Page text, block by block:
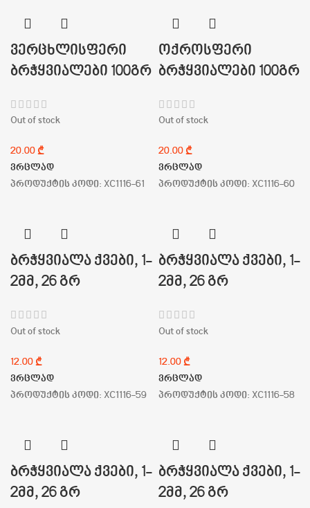
ვერცხლისფერი
ბრჭყვიალები 100გრ
Out of stock
₾
ვრცლად
პროდუქტის კოდი: XC1116-61
ოქროსფერი
ბრჭყვიალები 100გრ
Out of stock
₾
ვრცლად
პროდუქტის კოდი: XC1116-60
ბრჭყვიალა ქვები, 1-
2მმ, 26 გრ
Out of stock
₾
ვრცლად
პროდუქტის კოდი: XC1116-59
ბრჭყვიალა ქვები, 1-
2მმ, 26 გრ
Out of stock
₾
ვრცლად
პროდუქტის კოდი: XC1116-58
ბრჭყვიალა ქვები, 1-
2მმ, 26 გრ
ბრჭყვიალა ქვები, 1-
2მმ, 26 გრ